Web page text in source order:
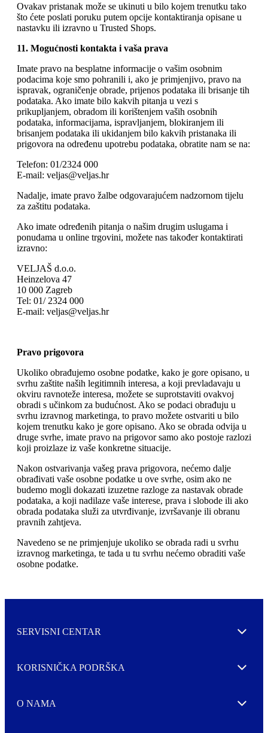
Ovakav pristanak može se ukinuti u bilo kojem trenutku tako
što ćete poslati poruku putem opcije kontaktiranja opisane u
nastavku ili izravno u Trusted Shops.
11. Mogućnosti kontakta i vaša prava
Imate pravo na besplatne informacije o vašim osobnim
podacima koje smo pohranili i, ako je primjenjivo, pravo na
ispravak, ograničenje obrade, prijenos podataka ili brisanje tih
podataka. Ako imate bilo kakvih pitanja u vezi s
prikupljanjem, obradom ili korištenjem vaših osobnih
podataka, informacijama, ispravljanjem, blokiranjem ili
brisanjem podataka ili ukidanjem bilo kakvih pristanaka ili
prigovora na određenu upotrebu podataka, obratite nam se na:
Telefon: 01/2324 000
E-mail: veljas@veljas.hr
Nadalje, imate pravo žalbe odgovarajućem nadzornom tijelu
za zaštitu podataka.
Ako imate određenih pitanja o našim drugim uslugama i
ponudama u online trgovini, možete nas također kontaktirati
izravno:
VELJAŠ d.o.o.
Heinzelova 47
10 000 Zagreb
Tel: 01/ 2324 000
E-mail: veljas@veljas.hr
Pravo prigovora
Ukoliko obrađujemo osobne podatke, kako je gore opisano, u
svrhu zaštite naših legitimnih interesa, a koji prevladavaju u
okviru ravnoteže interesa, možete se suprotstaviti ovakvoj
obradi s učinkom za budućnost. Ako se podaci obrađuju u
svrhu izravnog marketinga, to pravo možete ostvariti u bilo
kojem trenutku kako je gore opisano. Ako se obrada odvija u
druge svrhe, imate pravo na prigovor samo ako postoje razlozi
koji proizlaze iz vaše konkretne situacije.
Nakon ostvarivanja vašeg prava prigovora, nećemo dalje
obrađivati ​​vaše osobne podatke u ove svrhe, osim ako ne
budemo mogli dokazati izuzetne razloge za nastavak obrade
podataka, a koji nadilaze vaše interese, prava i slobode ili ako
obrada podataka služi za utvrđivanje, izvršavanje ili obranu
pravnih zahtjeva.
Navedeno se ne primjenjuje ukoliko se obrada radi u svrhu
izravnog marketinga, te tada u tu svrhu nećemo obraditi vaše
osobne podatke.
SERVISNI CENTAR Expand
KORISNIČKA PODRŠKA Expand
O NAMA Expand